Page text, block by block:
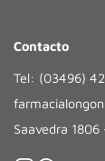
Contacto
Tel: (03496)
Saavedra